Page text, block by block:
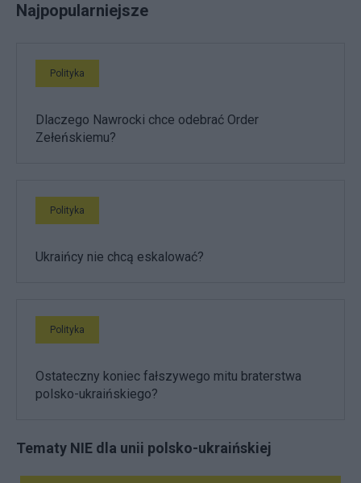
Najpopularniejsze
Polityka
Dlaczego Nawrocki chce odebrać Order
Zełeńskiemu?
Polityka
Ukraińcy nie chcą eskalować?
Polityka
Ostateczny koniec fałszywego mitu braterstwa
polsko-ukraińskiego?
Tematy NIE dla unii polsko-ukraińskiej